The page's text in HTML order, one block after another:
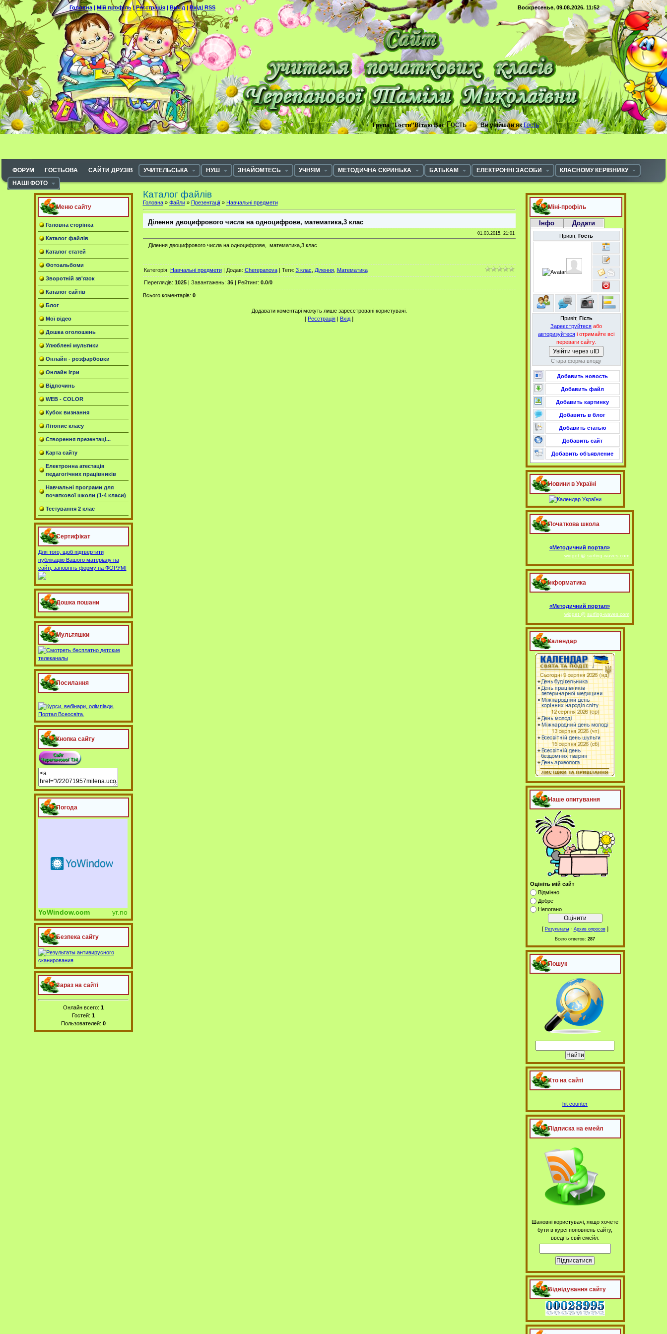
Головна | Мій профіль|Реєстрація | Вихід |Вхід| RSS Воскресенье, 09.08.2026. 11:52
Група "Гости"Вітаю ВасГость Ви увійшли як Гость
ФОРУМ ГОСТЬОВА САЙТИ ДРУЗІВ УЧИТЕЛЬСЬКА НУШ ЗНАЙОМТЕСЬ УЧНЯМ МЕТОДИЧНА СКРИНЬКА БАТЬКАМ ЕЛЕКТРОННІ ЗАСОБИ
КЛАСНОМУ КЕРІВНИКУ
НАШІ ФОТО
Меню сайту
Головна сторінка
Каталог файлів
Каталог статей
Фотоальбоми
Зворотній зв'язок
Каталог сайтів
Блог
Мої відео
Дошка оголошень
Улюблені мультики
Онлайн - розфарбовки
Онлайн ігри
Відпочинь
WEB - COLOR
Кубок визнання
Літопис класу
Створення презентаці...
Карта сайту
Електронна атестація
педагогічних працівників
Навчальні програми для
початкової школи (1-4 класи)
Тестування 2 клас
Сертифікат
Для того, щоб підтвертити
публікацію Вашого матеріалу на
сайті, заповніть форму на ФОРУМІ
Дошка пошани
Мультяшки
Посилання
Кнопка сайту
Погода
YoWindow.com yr.no
Безпека сайту
Зараз на сайті
Онлайн всего: 1
Гостей: 1
Пользователей: 0
Каталог файлів
Головна» Файли» Презентації» Навчальні предмети
Ділення двоцифрового числа на одноцифрове, математика,3 клас
01.03.2015, 21:01
Ділення двоцифрового числа на одноцифрове, математика,3 клас
Категорія: Навчальні предмети| Додав: Cherepanova| Теги: 3 клас Ділення, Математика
Переглядів: 1025| Завантажень: 36| Рейтинг: 0.0/0
Всього коментарів: 0
Додавати коментарі можуть лише зареєстровані користувачі.
[ Реєстрація | Вхід ]
Міні-профіль
Інфо Додати
Привіт, Гость
Привіт, Гість
Зареєструйтеся або
авторизуйтеся і отримайте всі
переваги сайту.
Увійти через uID
Стара форма входу
Добавить новость
Добавить файл
Добавить картинку
Добавить в блог
Добавить статью
Добавить сайт
Добавить объявление
Новини в Україні
Початкова школа
«Методичний портал»
widget @ surfing-waves.com
Інформатика
«Методичний портал»
widget @ surfing-waves.com
Календар
Наше опитування
Оцініть мій сайт
Відмінно
Добре
Непогано
[ Результаты· Архив опросов]
Всего ответов: 287
Пошук
Хто на сайті
hit counter
Підписка на емейл
Шановні користувачі, якщо хочете
бути в курсі поповнень сайту,
введіть свій емейл:
Відвідування сайту